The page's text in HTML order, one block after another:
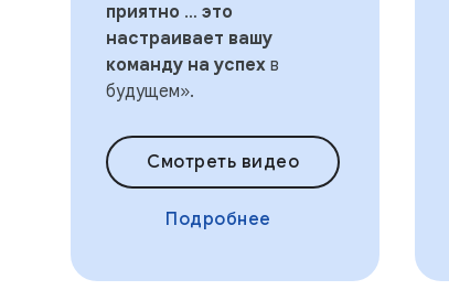
приятно … это
настраивает вашу
команду на успех в
будущем».
Смотреть видео
Подробнее